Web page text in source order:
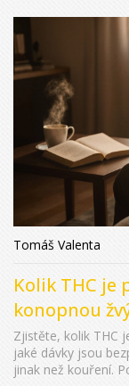
Tomáš Valenta
Kolik THC je
konopnou
Zjistěte, kolik THC
jaké dávky jsou
jinak než kouření.